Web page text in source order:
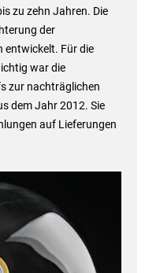
zu zehn Jahren. Die
der
entwickelt. Für die
war die
zur nachträglichen
dem Jahr 2012. Sie
auf Lieferungen